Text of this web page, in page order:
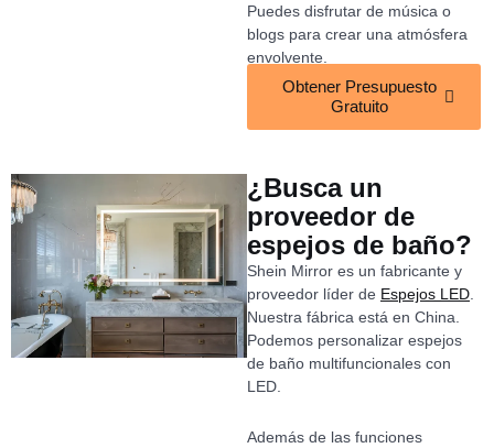
Puedes disfrutar de música o
blogs para crear una atmósfera
envolvente.
Obtener Presupuesto
Gratuito
¿Busca un
proveedor de
espejos de baño?
Shein Mirror es un fabricante y
proveedor líder de Espejos LED.
Nuestra fábrica está en China.
Podemos personalizar espejos
de baño multifuncionales con
LED.
Además de las funciones